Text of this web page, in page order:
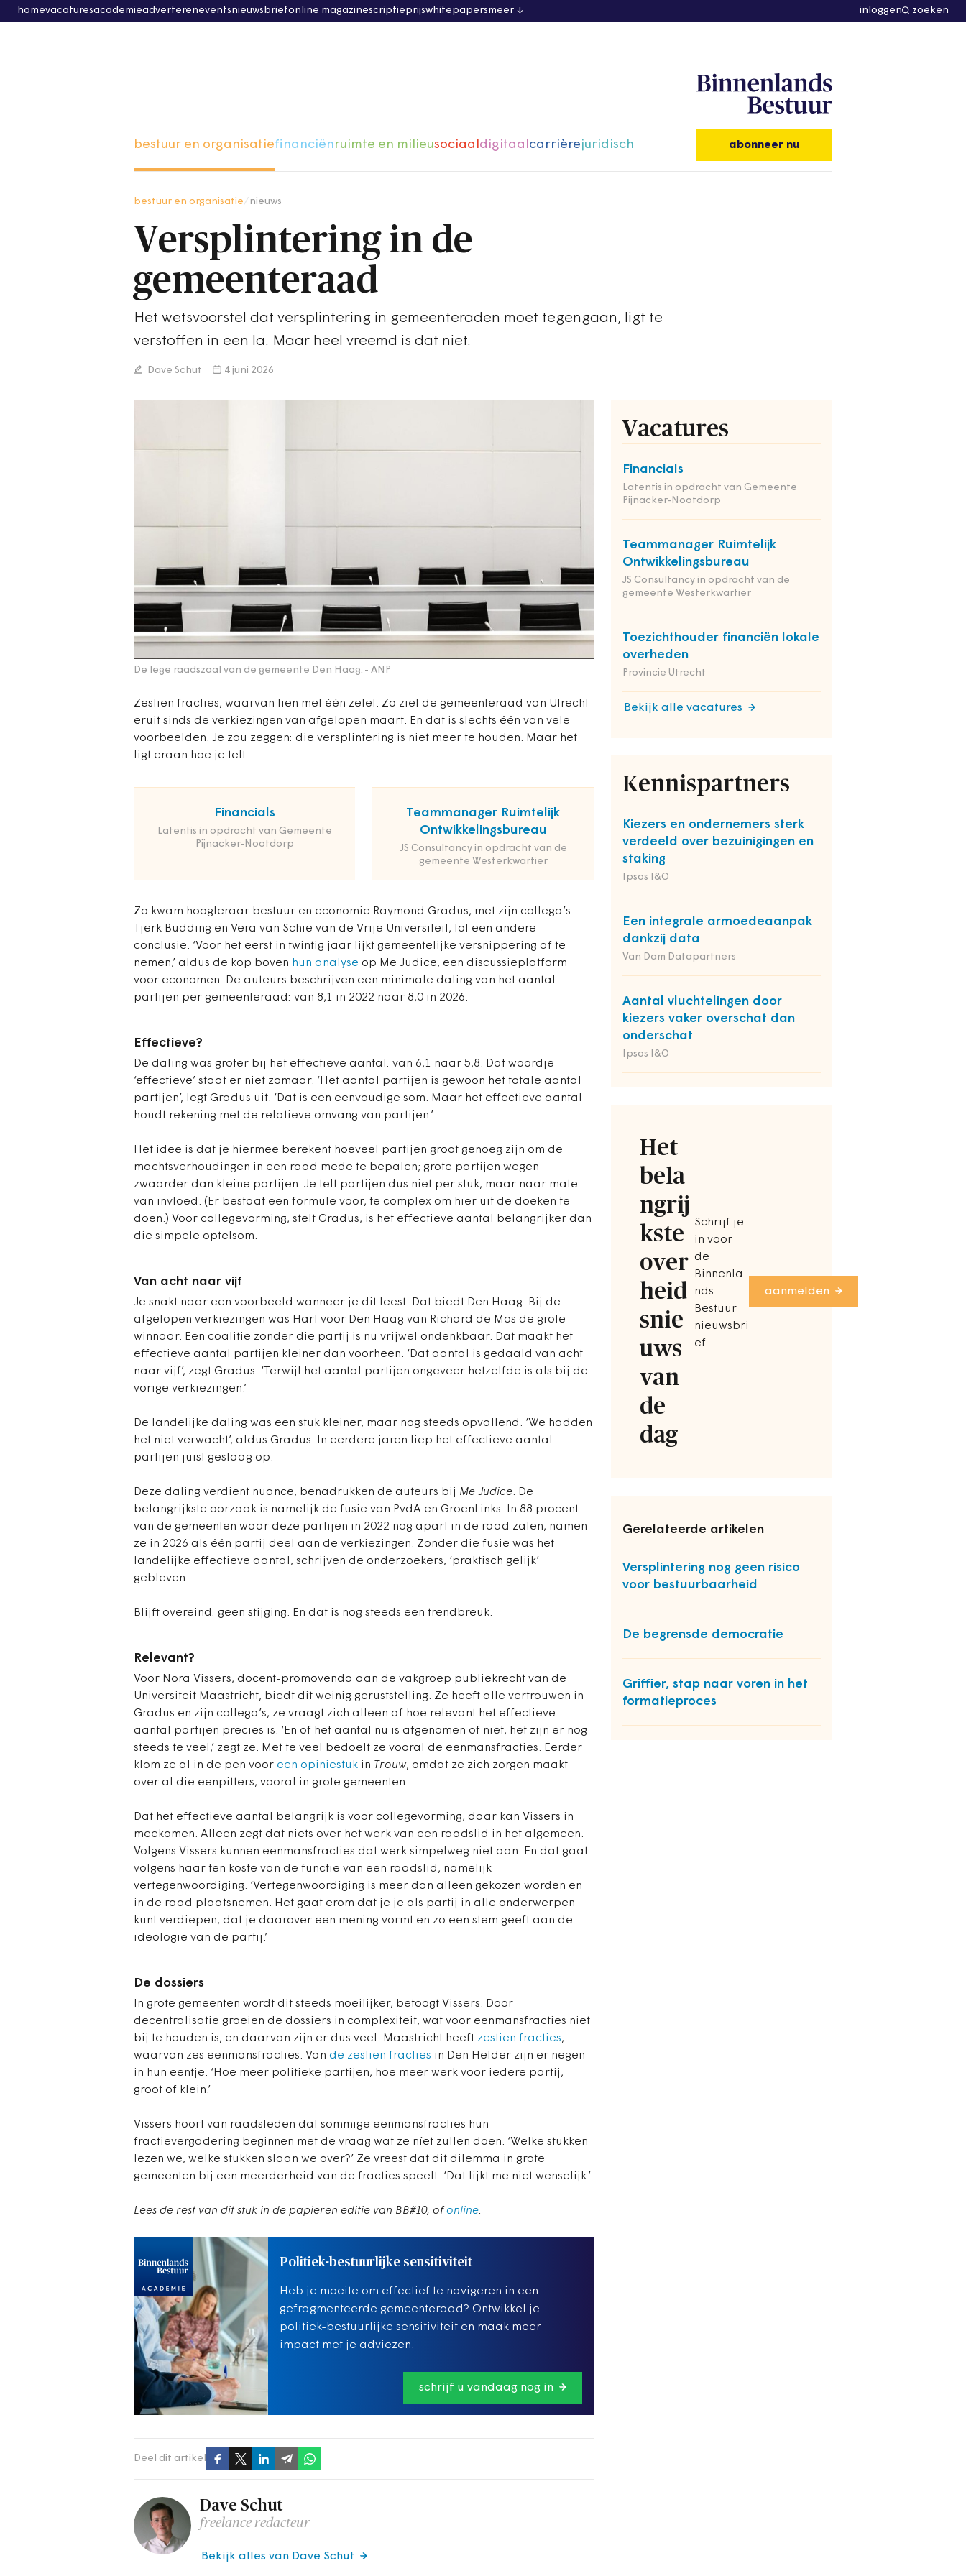
homevacaturesacademieadvertereneventsnieuwsbriefonline magazinescriptieprijswhitepapersmeer inloggen zoeken
bestuur en organisatiefinanciënruimte en milieusociaaldigitaalcarrièrejuridisch abonneer nu
bestuur en organisatie nieuws
Versplintering in de
gemeenteraad
Het wetsvoorstel dat versplintering in gemeenteraden moet tegengaan, ligt te
verstoffen in een la. Maar heel vreemd is dat niet.
Dave Schut 4 juni 2026
De lege raadszaal van de gemeente Den Haag. - ANP
Zestien fracties, waarvan tien met één zetel. Zo ziet de gemeenteraad van Utrecht
eruit sinds de verkiezingen van afgelopen maart. En dat is slechts één van vele
voorbeelden. Je zou zeggen: die versplintering is niet meer te houden. Maar het
ligt eraan hoe je telt.
Financials
Latentis in opdracht van Gemeente
Pijnacker-Nootdorp
Teammanager Ruimtelijk
Ontwikkelingsbureau
JS Consultancy in opdracht van de
gemeente Westerkwartier
Zo kwam hoogleraar bestuur en economie Raymond Gradus, met zijn collega’s
Tjerk Budding en Vera van Schie van de Vrije Universiteit, tot een andere
conclusie. ‘Voor het eerst in twintig jaar lijkt gemeentelijke versnippering af te
nemen,’ aldus de kop boven hun analyse op Me Judice, een discussieplatform
voor economen. De auteurs beschrijven een minimale daling van het aantal
partijen per gemeenteraad: van 8,1 in 2022 naar 8,0 in 2026.
Vacatures
Financials
Latentis in opdracht van Gemeente
Pijnacker-Nootdorp
Teammanager Ruimtelijk
Ontwikkelingsbureau
JS Consultancy in opdracht van de
gemeente Westerkwartier
Toezichthouder financiën lokale
overheden
Provincie Utrecht
Bekijk alle vacatures
Kennispartners
Kiezers en ondernemers sterk
verdeeld over bezuinigingen en
staking
Ipsos I&O
Een integrale armoedeaanpak
dankzij data
Van Dam Datapartners
Aantal vluchtelingen door
kiezers vaker overschat dan
onderschat
Ipsos I&O
Het
bela
ngrij
kste
over
heid
snie
uws
van
de
dag
Schrijf je
in voor
de
Binnenla
nds
Bestuur
nieuwsbri
ef
aanmelden
Gerelateerde artikelen
Versplintering nog geen risico
voor bestuurbaarheid
De begrensde democratie
Griffier, stap naar voren in het
formatieproces
Effectieve?
De daling was groter bij het effectieve aantal: van 6,1 naar 5,8. Dat woordje
‘effectieve’ staat er niet zomaar. ‘Het aantal partijen is gewoon het totale aantal
partijen’, legt Gradus uit. ‘Dat is een eenvoudige som. Maar het effectieve aantal
houdt rekening met de relatieve omvang van partijen.’
Het idee is dat je hiermee berekent hoeveel partijen groot genoeg zijn om de
machtsverhoudingen in een raad mede te bepalen; grote partijen wegen
zwaarder dan kleine partijen. Je telt partijen dus niet per stuk, maar naar mate
van invloed. (Er bestaat een formule voor, te complex om hier uit de doeken te
doen.) Voor collegevorming, stelt Gradus, is het effectieve aantal belangrijker dan
die simpele optelsom.
Van acht naar vijf
Je snakt naar een voorbeeld wanneer je dit leest. Dat biedt Den Haag. Bij de
afgelopen verkiezingen was Hart voor Den Haag van Richard de Mos de grote
winnaar. Een coalitie zonder die partij is nu vrijwel ondenkbaar. Dat maakt het
effectieve aantal partijen kleiner dan voorheen. ‘Dat aantal is gedaald van acht
naar vijf’, zegt Gradus. ‘Terwijl het aantal partijen ongeveer hetzelfde is als bij de
vorige verkiezingen.’
De landelijke daling was een stuk kleiner, maar nog steeds opvallend. ‘We hadden
het niet verwacht’, aldus Gradus. In eerdere jaren liep het effectieve aantal
partijen juist gestaag op.
Deze daling verdient nuance, benadrukken de auteurs bij Me Judice. De
belangrijkste oorzaak is namelijk de fusie van PvdA en GroenLinks. In 88 procent
van de gemeenten waar deze partijen in 2022 nog apart in de raad zaten, namen
ze in 2026 als één partij deel aan de verkiezingen. Zonder die fusie was het
landelijke effectieve aantal, schrijven de onderzoekers, ‘praktisch gelijk’
gebleven.
Blijft overeind: geen stijging. En dat is nog steeds een trendbreuk.
Relevant?
Voor Nora Vissers, docent-promovenda aan de vakgroep publiekrecht van de
Universiteit Maastricht, biedt dit weinig geruststelling. Ze heeft alle vertrouwen in
Gradus en zijn collega’s, ze vraagt zich alleen af hoe relevant het effectieve
aantal partijen precies is. ‘En of het aantal nu is afgenomen of niet, het zijn er nog
steeds te veel,’ zegt ze. Met te veel bedoelt ze vooral de eenmansfracties. Eerder
klom ze al in de pen voor een opiniestuk in Trouw, omdat ze zich zorgen maakt
over al die eenpitters, vooral in grote gemeenten.
Dat het effectieve aantal belangrijk is voor collegevorming, daar kan Vissers in
meekomen. Alleen zegt dat niets over het werk van een raadslid in het algemeen.
Volgens Vissers kunnen eenmansfracties dat werk simpelweg niet aan. En dat gaat
volgens haar ten koste van de functie van een raadslid, namelijk
vertegenwoordiging. ‘Vertegenwoordiging is meer dan alleen gekozen worden en
in de raad plaatsnemen. Het gaat erom dat je je als partij in alle onderwerpen
kunt verdiepen, dat je daarover een mening vormt en zo een stem geeft aan de
ideologie van de partij.’
De dossiers
In grote gemeenten wordt dit steeds moeilijker, betoogt Vissers. Door
decentralisatie groeien de dossiers in complexiteit, wat voor eenmansfracties niet
bij te houden is, en daarvan zijn er dus veel. Maastricht heeft zestien fracties,
waarvan zes eenmansfracties. Van de zestien fracties in Den Helder zijn er negen
in hun eentje. ‘Hoe meer politieke partijen, hoe meer werk voor iedere partij,
groot of klein.’
Vissers hoort van raadsleden dat sommige eenmansfracties hun
fractievergadering beginnen met de vraag wat ze níet zullen doen. ‘Welke stukken
lezen we, welke stukken slaan we over?’ Ze vreest dat dit dilemma in grote
gemeenten bij een meerderheid van de fracties speelt. ‘Dat lijkt me niet wenselijk.’
Lees de rest van dit stuk in de papieren editie van BB#10, ofonline.
Politiek-bestuurlijke sensitiviteit
Heb je moeite om effectief te navigeren in een
gefragmenteerde gemeenteraad? Ontwikkel je
politiek-bestuurlijke sensitiviteit en maak meer
impact met je adviezen.
schrijf u vandaag nog in
Deel dit artikel
Dave Schut
freelance redacteur
Bekijk alles van Dave Schut